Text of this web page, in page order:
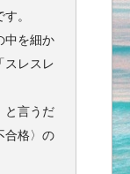
。
中を細か
スレスレ
と言うだ
合格〉の